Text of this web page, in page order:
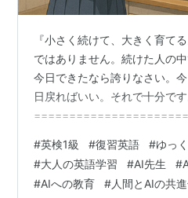
『小さく続けて、大きく育て
ではありません。続けた人の
今日できたなら誇りなさい。
日戻ればいい。それで十分です
クシア校長です。
今日のあなたへ】 今これを読
#英検1級 #復習英語 #ゆっ
#大人の英語学習 #AI先生 #
#AIへの教育 #人間とAIの共